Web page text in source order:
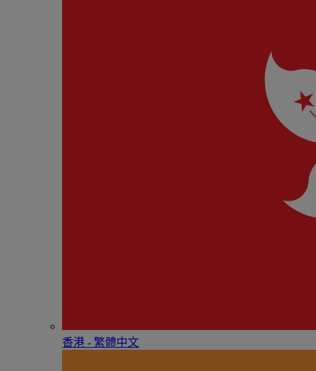
香港 - 繁體中文